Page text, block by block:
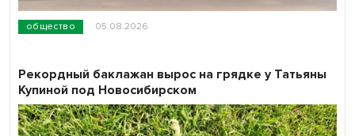
общество 05.08.2026
Рекордный баклажан вырос на грядке у Татьяны
Купиной под Новосибирском